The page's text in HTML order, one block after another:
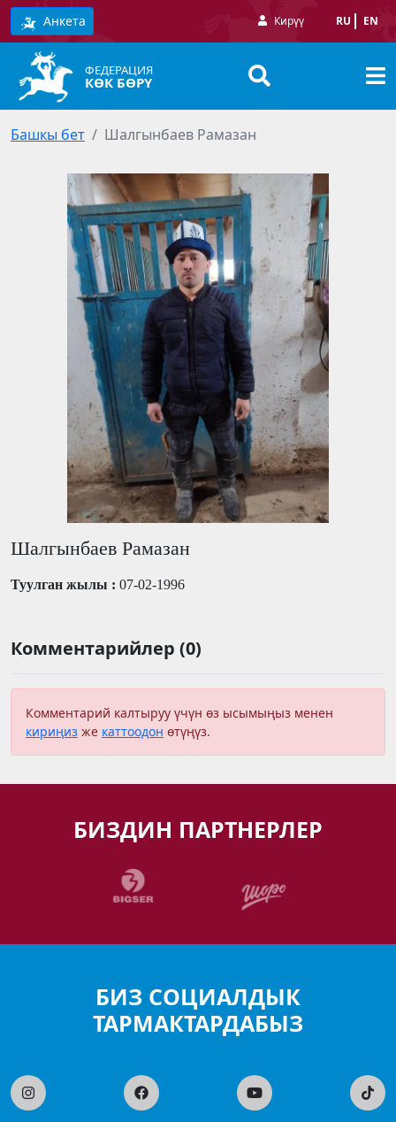
Анкета Кирүү RU EN
ФЕДЕРАЦИЯ
КӨК БӨРҮ
Башкы бет Шалгынбаев Рамазан
Шалгынбаев Рамазан
Туулган жылы : 07-02-1996
Комментарийлер (0)
Комментарий калтыруу үчүн өз ысымыңыз менен
кириңиз же каттоодон өтүңүз.
БИЗДИН ПАРТНЕРЛЕР
БИЗ СОЦИАЛДЫК
ТАРМАКТАРДАБЫЗ